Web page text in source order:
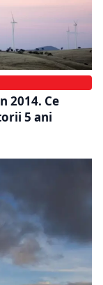
2014. Ce
5 ani